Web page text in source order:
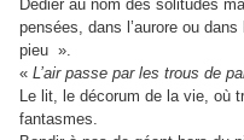
Dédier au nom des solitudes
pensées, dans l’aurore ou
pieu ».
« L’air passe par les trous de
Le lit, le décorum de la vie, où
fantasmes.